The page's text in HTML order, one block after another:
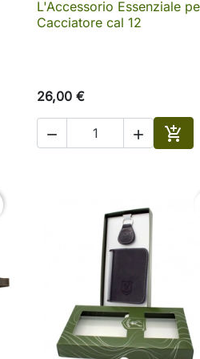
al carrello
L'Accessorio Essenziale
Cacciatore cal 12
26,00 €
  